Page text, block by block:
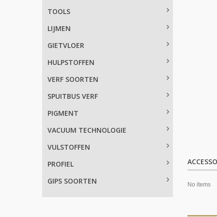
TOOLS
LIJMEN
GIETVLOER
HULPSTOFFEN
VERF SOORTEN
SPUITBUS VERF
PIGMENT
VACUUM TECHNOLOGIE
VULSTOFFEN
PROFIEL
GIPS SOORTEN
No items